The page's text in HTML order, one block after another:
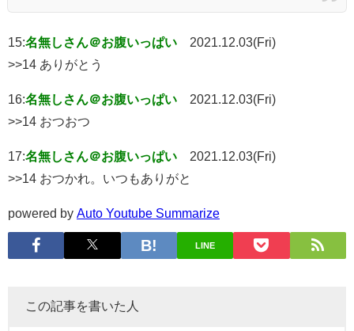
15:名無しさん＠お腹いっぱい
2021.12.03(Fri)
>>14 ありがとう
16:名無しさん＠お腹いっぱい
2021.12.03(Fri)
>>14 おつおつ
17:名無しさん＠お腹いっぱい
2021.12.03(Fri)
>>14 おつかれ。いつもありがと
powered by Auto Youtube Summarize
LINE
この記事を書いた人